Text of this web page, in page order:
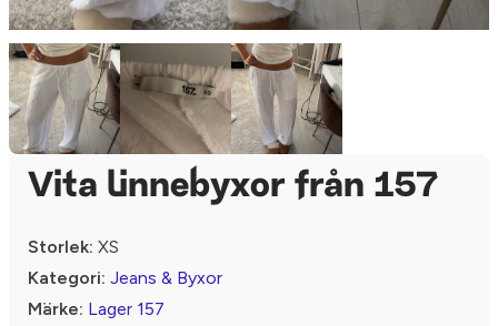
Vita linnebyxor från 157
Storlek: XS
Kategori: Jeans & Byxor
Märke: Lager 157